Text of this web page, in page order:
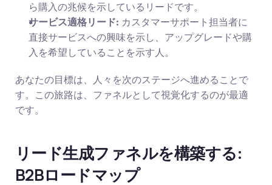
ら購入の兆候を示しているリードです。
サービス適格リード: カスタマーサポート担当者に
直接サービスへの興味を示し、アップグレードや購
入を希望していることを示す人。
あなたの目標は、人々を次のステージへ進めることで
す。この旅路は、ファネルとして視覚化するのが最適
です。
リード生成ファネルを構築する:
B2Bロードマップ